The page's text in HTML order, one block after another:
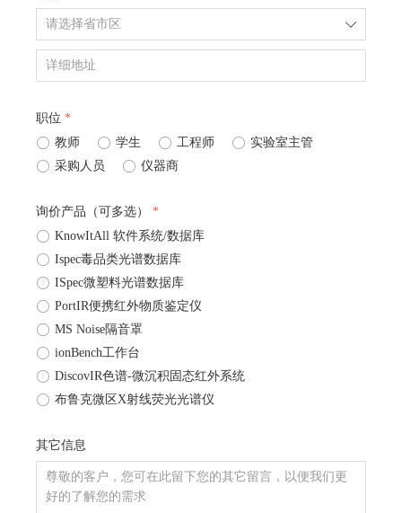
ꄳ
职位 *
ꀐ 教师 ꀐ 学生 ꀐ 工程师 ꀐ 实验室主管
ꀐ 采购人员 ꀐ 仪器商
询价产品（可多选） *
ꀐ KnowItAll 软件系统/数据库
ꀐ Ispec毒品类光谱数据库
ꀐ ISpec微塑料光谱数据库
ꀐ PortIR便携红外物质鉴定仪
ꀐ MS Noise隔音罩
ꀐ ionBench工作台
ꀐ DiscovIR色谱-微沉积固态红外系统
ꀐ 布鲁克微区X射线荧光光谱仪
其它信息